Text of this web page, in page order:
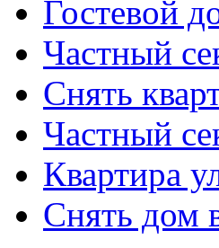
Гостевой
Частный
Снять
Частный
Квартира
Снять дом